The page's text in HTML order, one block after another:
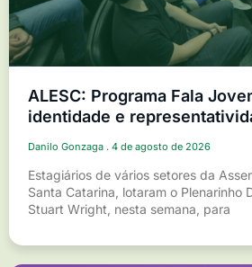
ALESC: Programa Fala
identidade e
Danilo Gonzaga 4 de agosto de 2026
Estagiários de vários setores da
Santa Catarina, lotaram o Plenarinho
Stuart Wright, nesta semana, para